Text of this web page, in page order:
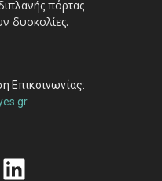
πόρτας
δυσκολίες.
Επικοινωνίας:
Linkedin